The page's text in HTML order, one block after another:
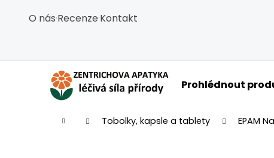
O nás·Recenze·Kontakt
Prohlédnout
Domů Tobolky, kapsle a tablety EPAM
Košík